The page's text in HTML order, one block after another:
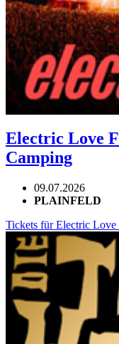
Electric Love
Camping
09.07.2026
PLAINFELD
Tickets für Electric